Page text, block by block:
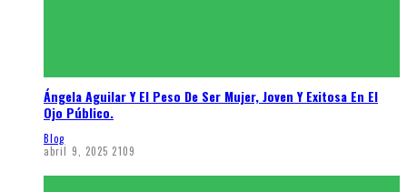
Ángela Aguilar Y El Peso De Ser Mujer, Joven Y Exitosa En El
Ojo Público.
Blog
abril 9, 2025 2109